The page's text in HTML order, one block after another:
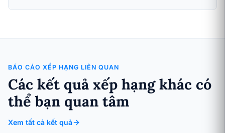
BÁO CÁO XẾP HẠNG LIÊN QUAN
Các kết quả xếp hạng khác có
thể bạn quan tâm
Xem tất cả kết quả